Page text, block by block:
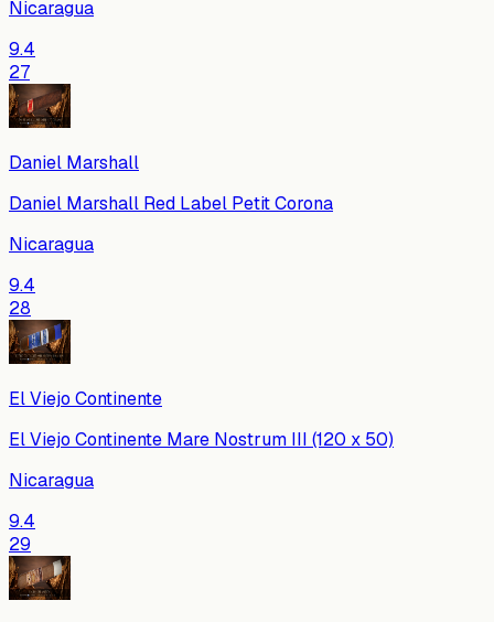
Nicaragua
9.4
27
Daniel Marshall
Daniel Marshall Red Label Petit Corona
Nicaragua
9.4
28
El Viejo Continente
El Viejo Continente Mare Nostrum III (120 x 50)
Nicaragua
9.4
29